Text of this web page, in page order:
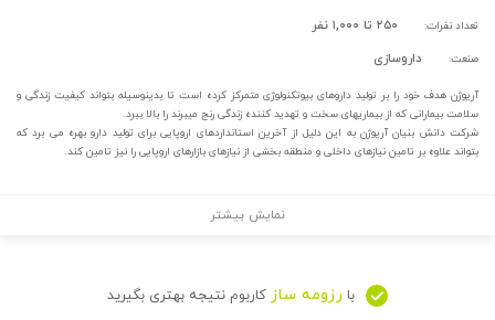
تعداد نفرات: ۲۵۰ تا ۱,۰۰۰ نفر
صنعت: داروسازی
آریوژن هدف خود را بر تولید داروهای بیوتکنولوژی متمرکز کرده است تا بدینوسیله بتواند کیفیت زندگی و
سلامت بیمارانی که از بیماریهای سخت و تهدید کننده زندگی رنج میبرند را بالا ببرد.
شرکت دانش بنیان آریوژن به این دلیل از آخرین استانداردهای اروپایی برای تولید دارو بهره می برد که
بتواند علاوه بر تامین نیازهای داخلی و منطقه بخشی از نیازهای بازارهای اروپایی را نیز تامین کند.
نمایش بیشتر
با رزومه ساز کاربوم نتیجه بهتری بگیرید